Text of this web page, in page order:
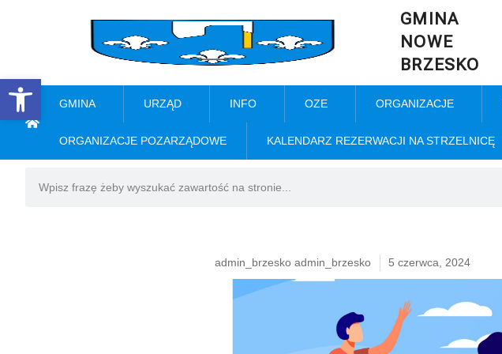
Open toolbar
GMINA
NOWE
BRZESKO
GMINA URZĄD INFO OZE ORGANIZACJE
ORGANIZACJE POZARZĄDOWE KALENDARZ REZERWACJI NA STRZELNICĘ
admin_brzesko admin_brzesko 5 czerwca, 2024